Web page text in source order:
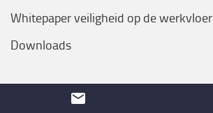
Whitepaper veiligheid op de werkvloer
Downloads